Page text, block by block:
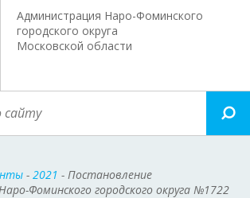
Администрация Наро-Фоминского
городского округа
Московской области
- 2021 - Постановление
Фоминского городского округа №1722